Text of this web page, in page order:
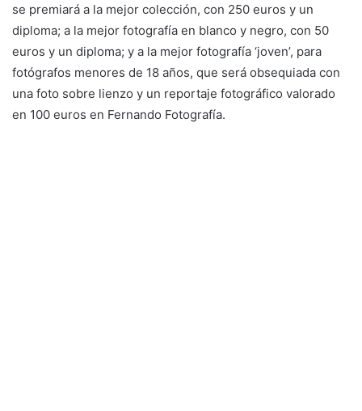
se premiará a la mejor colección, con 250 euros y un
diploma; a la mejor fotografía en blanco y negro, con 50
euros y un diploma; y a la mejor fotografía ‘joven’, para
fotógrafos menores de 18 años, que será obsequiada con
una foto sobre lienzo y un reportaje fotográfico valorado
en 100 euros en Fernando Fotografía.